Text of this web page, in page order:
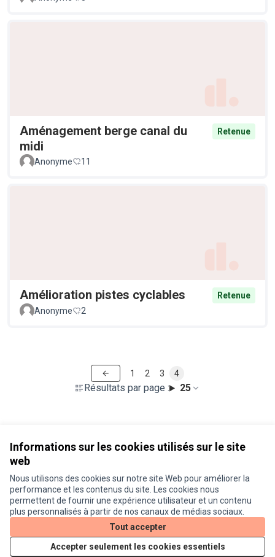
Informations sur les cookies utilisés sur le site
web
Nous utilisons des cookies sur notre site Web pour améliorer la
performance et les contenus du site. Les cookies nous
permettent de fournir une expérience utilisateur et un contenu
plus personnalisés à partir de nos canaux de médias sociaux.
Tout accepter
Accepter seulement les cookies essentiels
Aménagement berge canal du
midi
Retenue
Anonyme 11
Amélioration pistes cyclables
Retenue
Anonyme
2
Résultats par page : 25
1 2 3 4
Conditions d'utilisation
Paramètres des cookies
Je participe ! sur X
(Lien externe)
Je participe ! sur Facebook
Je participe ! sur Instagram